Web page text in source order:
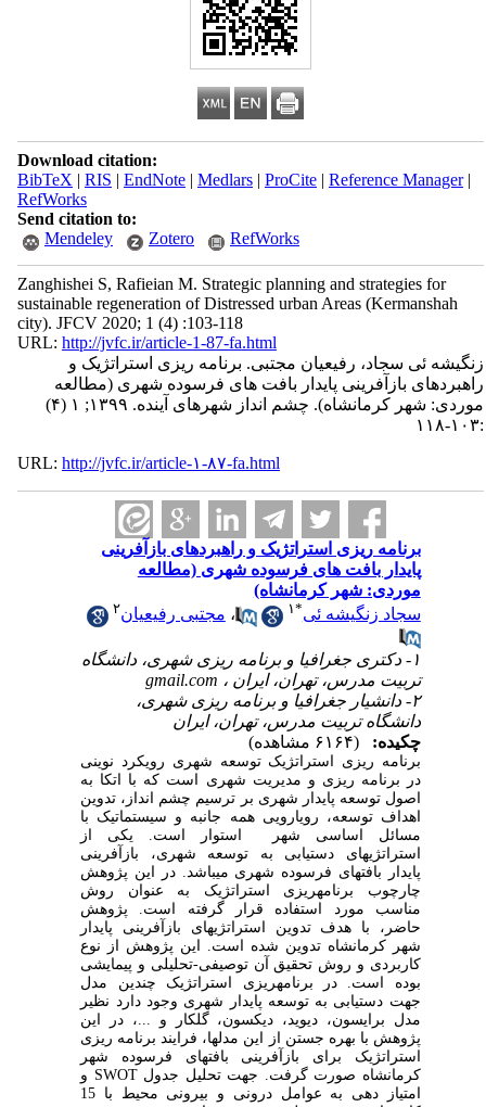
Download citation:
BibTeX | RIS | EndNote| Medlars| ProCite| Reference Manager|
RefWorks
Send citation to:
Mendeley
Zotero RefWorks
Zanghishei S, Rafieian M. Strategic planning and strategies for
sustainable regeneration of Distressed urban Areas (Kermanshah
city). JFCV 2020; 1 (4) :103-118
URL: http://jvfc.ir/article-1-87-fa.html
زنگیشه ئی سجاد، رفیعیان مجتبی. برنامه‌ ریزی استراتژیک و
راهبردهای بازآفرینی پایدار بافت های فرسوده شهری (مطالعه
موردی: شهر کرمانشاه). چشم انداز شهرهای آینده. ۱۳۹۹; ۱ (۴)
:۱۰۳-۱۱۸
URL: http://jvfc.ir/article-۱-۸۷-fa.html
برنامه‌ ریزی استراتژیک و راهبردهای بازآفرینی
پایدار بافت های فرسوده شهری (مطالعه
موردی: شهر کرمانشاه)
سجاد زنگیشه ئی*۱ ، مجتبی رفیعیان۲
۱- دکتری جغرافیا و برنامه ریزی شهری، دانشگاه
تربیت مدرس، تهران، ایران ، gmail.com
۲- دانشیار جغرافیا و برنامه ریزی شهری،
دانشگاه تربیت مدرس، تهران، ایران
چکیده:
(۶۱۶۴ مشاهده)
برنامه ریزی استراتژیک توسعه شهری رویکرد نوینی
در برنامه ریزی و مدیریت شهری است که با اتکا به
اصول توسعه پایدار شهری بر ترسیم چشم انداز، تدوین
اهداف توسعه، رویارویی همه جانبه و سیستماتیک با
مسائل اساسی شهر استوار است. یکی از
استراتژیهای دستیابی به توسعه شهری، بازآفرینی
پایدار بافتهای فرسوده شهری می‏باشد. در این پژوهش
چارچوب برنامه‏ریزی استراتژیک به عنوان روش
مناسب مورد استفاده قرار گرفته است. پژوهش
حاضر، با هدف تدوین استراتژی‏های بازآفرینی پایدار
شهر کرمانشاه تدوین شده است. این پژوهش از نوع
کاربردی و روش تحقیق آن توصیفی-تحلیلی و پیمایشی
بوده است. در برنامه‏ریزی استراتژیک چندین مدل
جهت دستیابی به توسعه پایدار شهری وجود دارد نظیر
مدل برایسون، دیوید، دیکسون، گلکار و ...، در این
پژوهش با بهره جستن از این مدلها، فرایند برنامه ریزی
استراتژیک برای بازآفرینی بافتهای فرسوده شهر
کرمانشاه صورت گرفت. جهت تحلیل جدولSWOT و
امتیاز دهی به عوامل درونی و بیرونی محیط با 15